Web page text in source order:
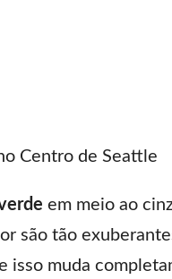
Centro de Seattle
em meio ao
são tão
isso muda